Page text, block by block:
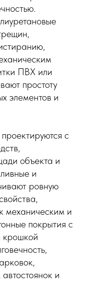
ПВХ или
простоту
элементов и
с
объекта и
и
ровную
механическим и
покрытия с
крошкой
и